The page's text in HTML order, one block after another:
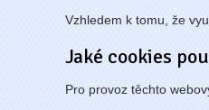
Vzhledem k tomu, že
Jaké cookies
Pro provoz těchto